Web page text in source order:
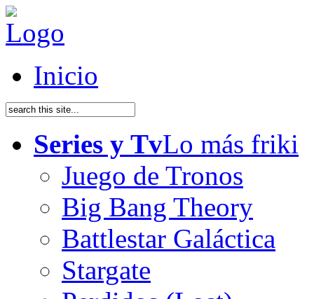
Inicio
Series y TvLo más friki
Juego de Tronos
Big Bang Theory
Battlestar Galáctica
Stargate